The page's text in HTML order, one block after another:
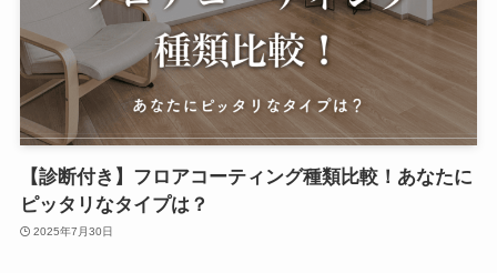
【診断付き】フロアコーティング種類比較！あなたに
ピッタリなタイプは？
2025年7月30日